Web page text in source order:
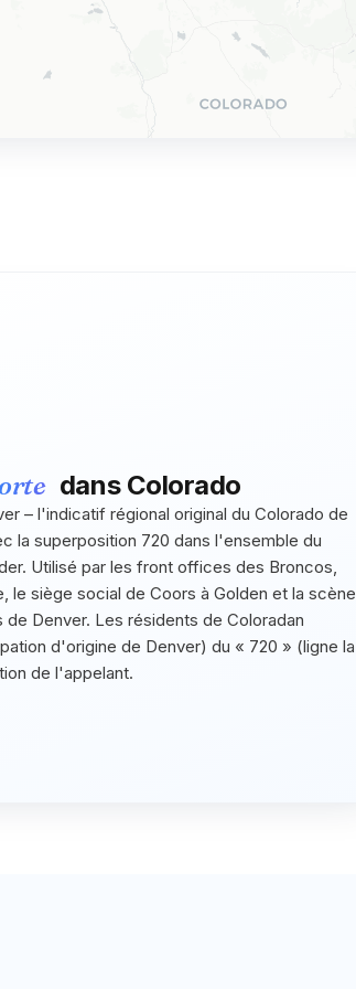
dans Colorado
– l'indicatif régional original du Colorado de
la superposition 720 dans l'ensemble du
Utilisé par les front offices des Broncos,
le siège social de Coors à Golden et la scène
Denver. Les résidents de Coloradan
d'origine de Denver) du « 720 » (ligne la
de l'appelant.